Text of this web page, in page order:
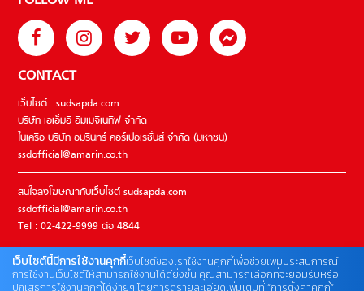
CONTACT
เว็บไซต์ : sudsapda.com
บริษัท เอเอ็มอี อิมเมจิเนทีฟ จำกัด
ในเครือ บริษัท อมรินทร์ คอร์เปอเรชั่นส์ จำกัด (มหาชน)
ssdofficial@amarin.co.th
สนใจลงโฆษณากับเว็บไซต์ sudsapda.com
ssdofficial@amarin.co.th
Tel : 02-422-9999 ต่อ 4844
ติดต่อแจ้งปัญหาหรือร้องเรียน
เว็บไซต์นี้มีการใช้งานคุกกี้เว็บไซต์ของเราใช้งานคุกกี้เพื่อช่วยเพิ่มประสบการณ์
การใช้งานเว็บไซต์ให้สามารถใช้งานได้ดียิ่งขึ้น คุณสามารถเลือกที่จะยอมรับหรือ
ปฏิเสธการใช้งานคุกกี้ได้ง่ายๆ โดยการดูรายละเอียดเพิ่มเติมที่ “การตั้งค่าคุกกี้”